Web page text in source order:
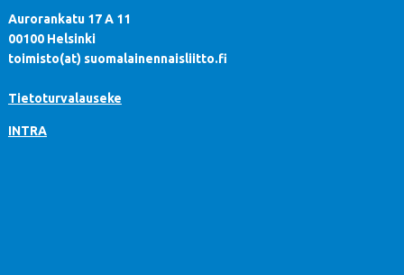
Aurorankatu 17 A 11
00100 Helsinki
toimisto(at) suomalainennaisliitto.fi
Tietoturvalauseke
INTRA